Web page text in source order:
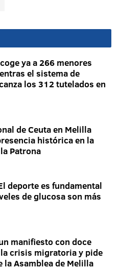
ya a 266 menores
el sistema de
los 312 tutelados en
de Ceuta en Melilla
histórica en la
Patrona
deporte es fundamental
de glucosa son más
manifiesto con doce
crisis migratoria y pide
la Asamblea de Melilla